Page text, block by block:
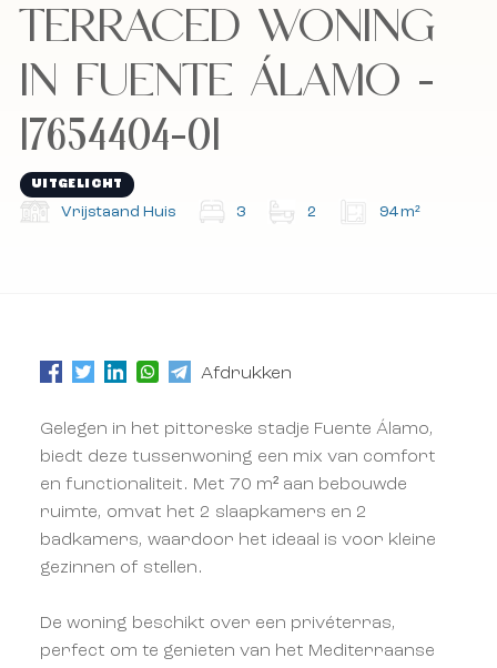
Abonneer u op onze nieuwsbrief.
Abonneer u op onze nieuwsbrief.
TERRACED WONING
IN FUENTE ÁLAMO -
17654404-01
UITGELICHT
Vrijstaand Huis 3 2 94 m²
Afdrukken
Gelegen in het pittoreske stadje Fuente Álamo,
biedt deze tussenwoning een mix van comfort
en functionaliteit. Met 70 m² aan bebouwde
ruimte, omvat het 2 slaapkamers en 2
badkamers, waardoor het ideaal is voor kleine
gezinnen of stellen.
De woning beschikt over een privéterras,
perfect om te genieten van het Mediterraanse